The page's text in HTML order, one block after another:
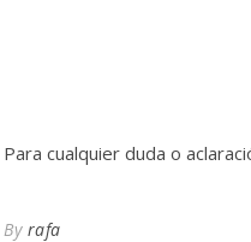
Para cualquier duda o
By rafa